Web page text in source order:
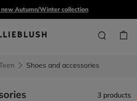
new Autumn/Winter collection
Shoes and accessories
3 products